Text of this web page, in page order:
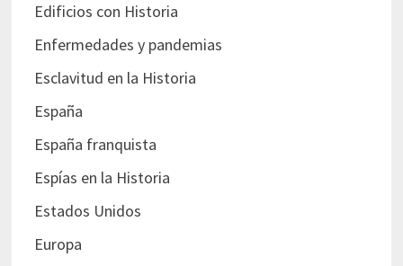
Edificios con Historia
Enfermedades y pandemias
Esclavitud en la Historia
España
España franquista
Espías en la Historia
Estados Unidos
Europa